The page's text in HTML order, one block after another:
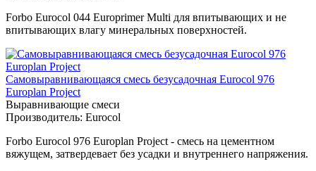
Forbo Eurocol 044 Europrimer Multi для впитывающих и не
впитывающих влагу минеральных поверхностей.
Самовыравнивающаяся смесь безусадочная Eurocol 976
Europlan Project
Выравнивающие смеси
Производитель: Eurocol
Forbo Eurocol 976 Europlan Project - смесь на цементном
вяжущем, затвердевает без усадки и внутреннего напряжения.